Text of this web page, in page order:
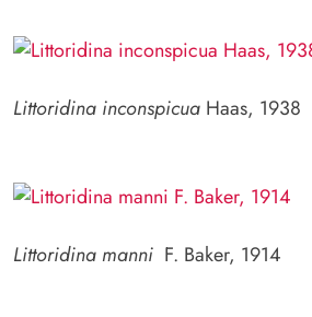
Littoridina inconspicua Haas, 1938
Littoridina manni F. Baker, 1914